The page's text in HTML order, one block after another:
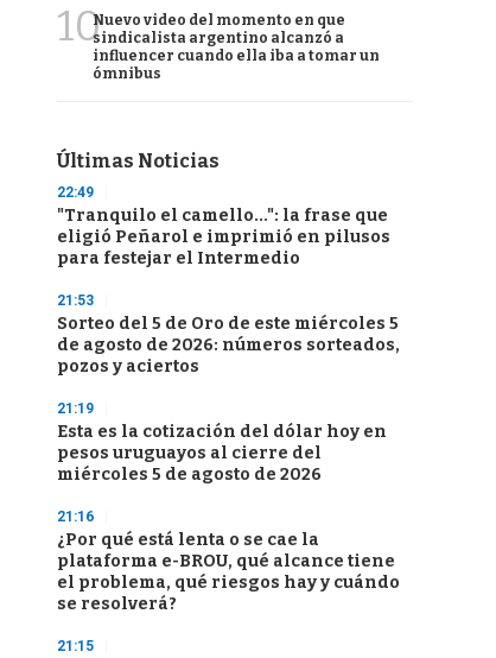
10Nuevo video del momento en que
sindicalista argentino alcanzó a
influencer cuando ella iba a tomar un
ómnibus
Últimas Noticias
22:49
"Tranquilo el camello...": la frase que
eligió Peñarol e imprimió en pilusos
para festejar el Intermedio
21:53
Sorteo del 5 de Oro de este miércoles 5
de agosto de 2026: números sorteados,
pozos y aciertos
21:19
Esta es la cotización del dólar hoy en
pesos uruguayos al cierre del
miércoles 5 de agosto de 2026
21:16
¿Por qué está lenta o se cae la
plataforma e-BROU, qué alcance tiene
el problema, qué riesgos hay y cuándo
se resolverá?
21:15